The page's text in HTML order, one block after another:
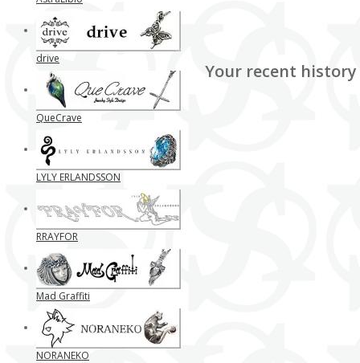
Your recent history
drive
QueCrave
LYLY ERLANDSSON
RRAYFOR
Mad Graffiti
NORANEKO